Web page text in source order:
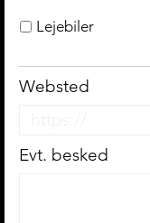
Lejebiler
Websted
Evt. besked